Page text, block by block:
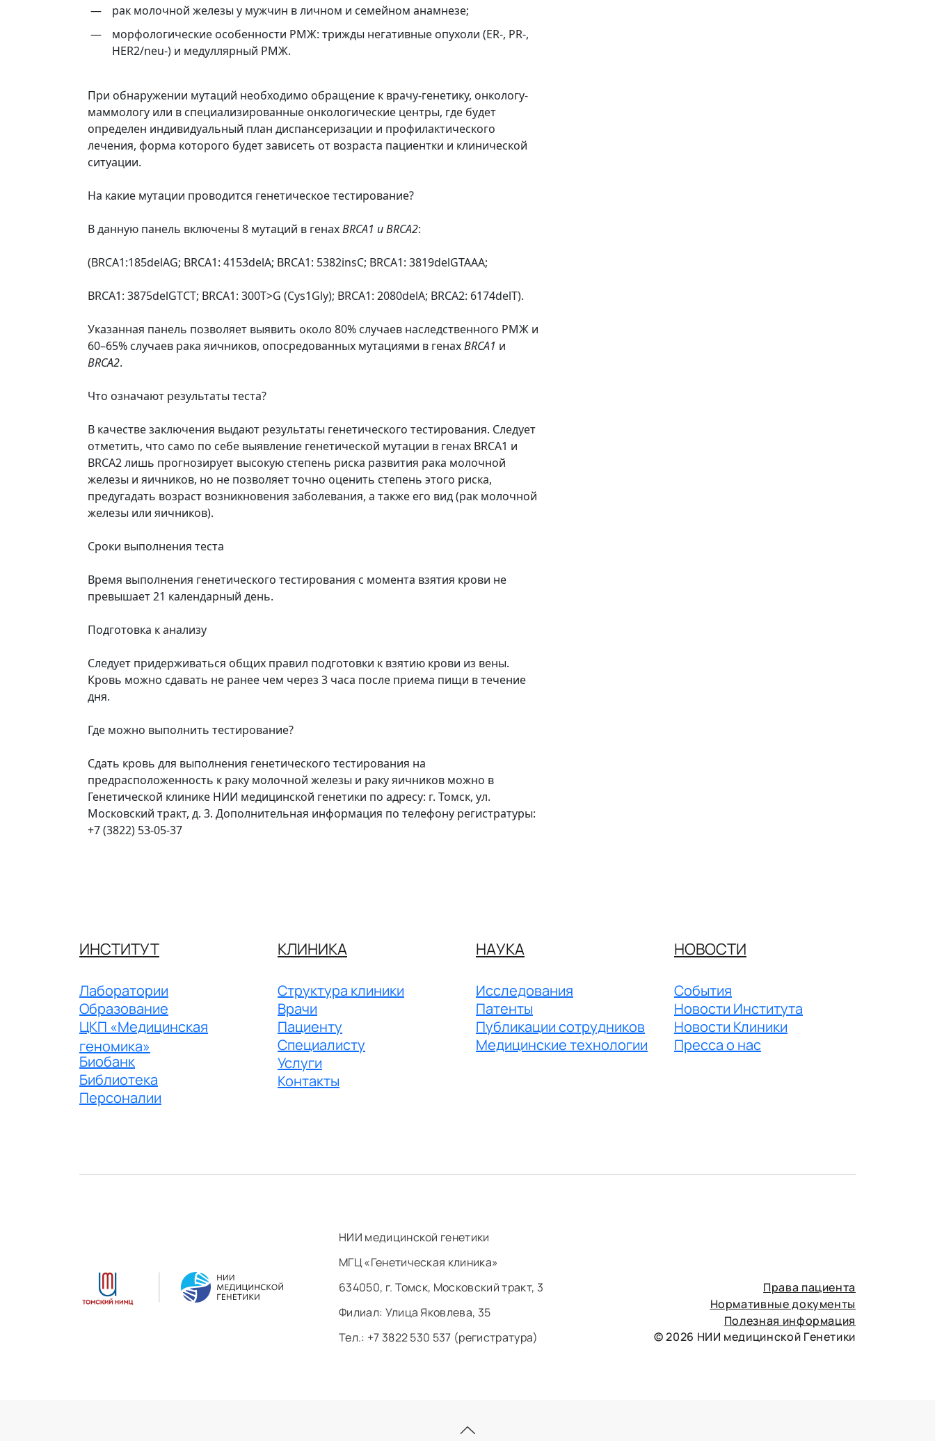
рак молочной железы у мужчин в личном и семейном анамнезе;
морфологические особенности РМЖ: трижды негативные опухоли (ER-, PR-,
HER2/neu-) и медуллярный РМЖ.
При обнаружении мутаций необходимо обращение к врачу-генетику, онкологу-
маммологу или в специализированные онкологические центры, где будет
определен индивидуальный план диспансеризации и профилактического
лечения, форма которого будет зависеть от возраста пациентки и клинической
ситуации.
На какие мутации проводится генетическое тестирование?
В данную панель включены 8 мутаций в генахBRCA1 и BRCA2:
(BRCA1:185delAG; BRCA1: 4153delA; BRCA1: 5382insC; BRCA1: 3819delGTAAA;
BRCA1: 3875delGTCT; BRCA1: 300T>G (Cys1Gly); BRCA1: 2080delA; BRCA2: 6174delT).
Указанная панель позволяет выявить около 80% случаев наследственного РМЖ и
60–65% случаев рака яичников, опосредованных мутациями в генахBRCA1 и
BRCA2.
Что означают результаты теста?
В качестве заключения выдают результаты генетического тестирования. Следует
отметить, что само по себе выявление генетической мутации в генах BRCA1 и
BRCA2 лишь прогнозирует высокую степень риска развития рака молочной
железы и яичников, но не позволяет точно оценить степень этого риска,
предугадать возраст возникновения заболевания, а также его вид (рак молочной
железы или яичников).
Сроки выполнения теста
Время выполнения генетического тестирования с момента взятия крови не
превышает 21 календарный день.
Подготовка к анализу
Следует придерживаться общих правил подготовки к взятию крови из вены.
Кровь можно сдавать не ранее чем через 3 часа после приема пищи в течение
дня.
Где можно выполнить тестирование?
Сдать кровь для выполнения генетического тестирования на
предрасположенность к раку молочной железы и раку яичников можно в
Генетической клинике НИИ медицинской генетики по адресу: г. Томск, ул.
Московский тракт, д. 3. Дополнительная информация по телефону регистратуры:
+7 (3822) 53-05-37
ИНСТИТУТ
Лаборатории
Образование
ЦКП «Медицинская
геномика»
Биобанк
Библиотека
Персоналии
КЛИНИКА
Структура клиники
Врачи
Пациенту
Специалисту
Услуги
Контакты
НАУКА
Исследования
Патенты
Публикации сотрудников
Медицинские технологии
НОВОСТИ
События
Новости Института
Новости Клиники
Пресса о нас
НИИ медицинской генетики
МГЦ «Генетическая клиника»
634050, г. Томск, Московский тракт, 3
Филиал: ​Улица Яковлева, 35
Тел.: +7 3822 530 537 (регистратура)
Права пациента
Нормативные документы
Полезная информация
© 2026 НИИ медицинской Генетики